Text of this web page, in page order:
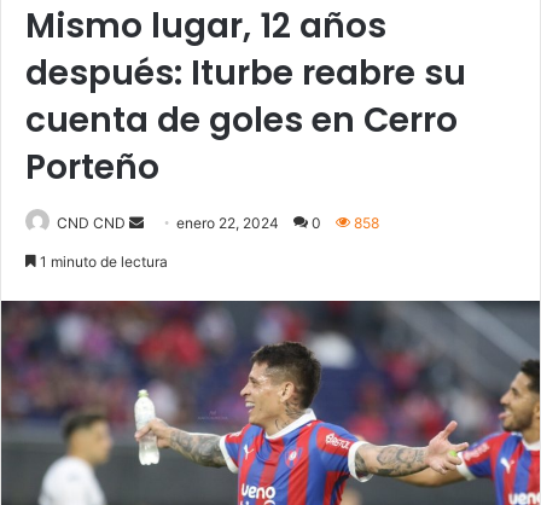
Mismo lugar, 12 años
después: Iturbe reabre su
cuenta de goles en Cerro
Porteño
CND CND
Sendenero 22, 2024 0 858
1 minuto de lectura